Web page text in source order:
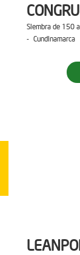
Siembra de 150
- Cundinamarca